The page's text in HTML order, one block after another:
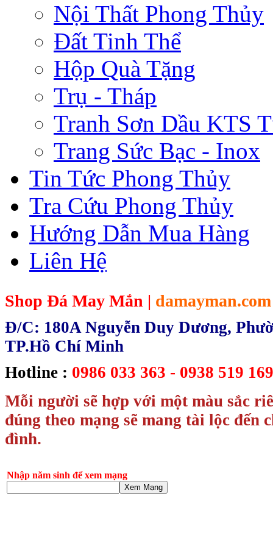
Nội Thất Phong Thủy
Đất Tinh Thể
Hộp Quà Tặng
Trụ - Tháp
Tranh Sơn Dầu KTS
Trang Sức Bạc - Inox
Tin Tức Phong Thủy
Tra Cứu Phong Thủy
Hướng Dẫn Mua Hàng
Liên Hệ
Shop Đá May Mắn | damayman.com
Đ/C: 180A Nguyễn Duy Dương,
TP.Hồ Chí Minh
Hotline : 0986 033 363 - 0938 519
Mỗi người sẽ hợp với một màu sắc
đúng theo mạng sẽ mang tài lộc đến
đình.
Nhập năm sinh để xem mạng
Xem Mạng